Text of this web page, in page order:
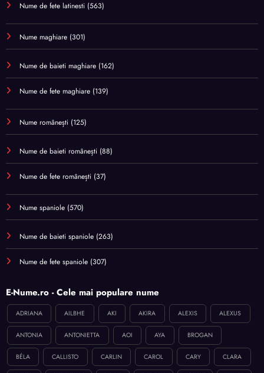
Nume de fete latinesti (563)
Nume maghiare (301)
Nume de baieti maghiare (162)
Nume de fete maghiare (139)
Nume românești (125)
Nume de baieti românești (88)
Nume de fete românești (37)
Nume spaniole (570)
Nume de baieti spaniole (263)
Nume de fete spaniole (307)
E-Nume.ro - Cele mai populare nume
ADRIANA AILBHE AKI AKIRA ALEXIS ALEXUS
ANTONIA ANTONIETTA AOI AYA BROGAN
BÉLA CALLISTO CARLIN CAROL CARY CLARA